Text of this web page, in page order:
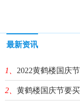
最新资讯
1、 2022黄鹤楼国庆节
2、 黄鹤楼国庆节要